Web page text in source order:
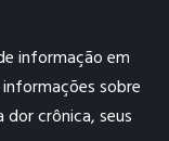
informação em
sobre
crônica, seus